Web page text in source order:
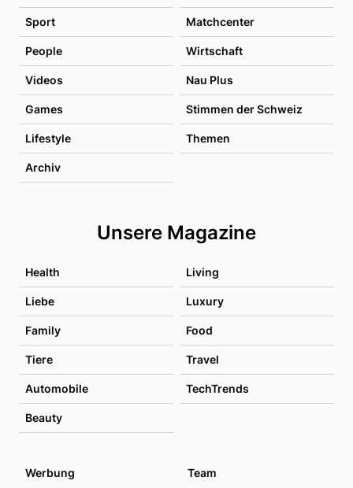
Sport Matchcenter
People Wirtschaft
Videos Nau Plus
Games Stimmen der Schweiz
Lifestyle Themen
Archiv
Unsere Magazine
Health Living
Liebe Luxury
Family Food
Tiere Travel
Automobile TechTrends
Beauty
Werbung Team